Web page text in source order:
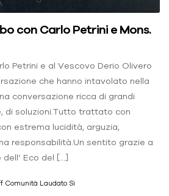
con Carlo Petrini e Mons.
Petrini e al Vescovo Derio Olivero
che hanno intavolato nella
conversazione ricca di grandi
di soluzioni.Tutto trattato con
estrema lucidità, arguzia,
responsabilità.Un sentito grazie a
Eco del […]
Comunità Laudato Sì